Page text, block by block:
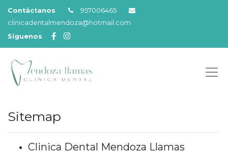
Contáctanos
957006465
clinicadentalmendoza@hotmail.com
Síguenos
Sitemap
Clinica Dental Mendoza Llamas